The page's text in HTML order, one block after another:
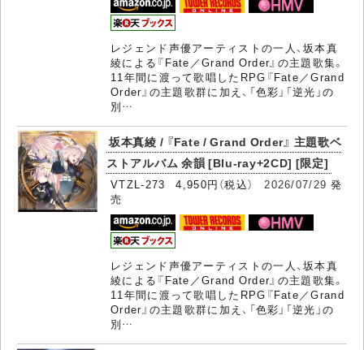
レジェンド声優アーティストの一人、坂本真
綾による『Fate／Grand Order』の主題歌集。
11年間に渡って歌唱したRPG『Fate／Grand
Order』の主題歌群に加え、「色彩」「逆光」の
別…
坂本真綾 / 『Fate / Grand Order』 主題歌ベ
ストアルバム 余韻 [Blu-ray+2CD] [限定]
VTZL-273 4,950円（税込）2026/07/29 発
売
レジェンド声優アーティストの一人、坂本真
綾による『Fate／Grand Order』の主題歌集。
11年間に渡って歌唱したRPG『Fate／Grand
Order』の主題歌群に加え、「色彩」「逆光」の
別…